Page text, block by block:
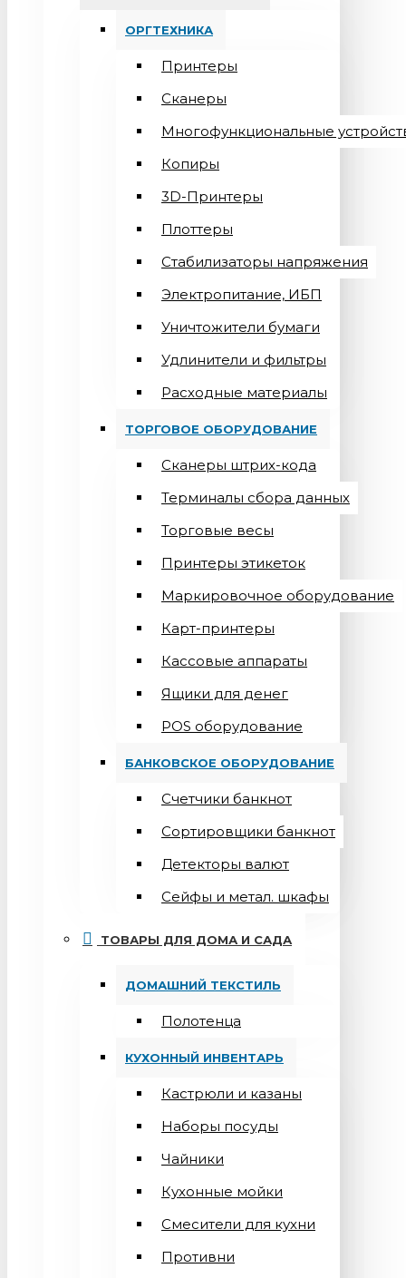
ОРГТЕХНИКА
Принтеры
Сканеры
Многофункциональные
Копиры
3D-Принтеры
Плоттеры
Стабилизаторы напряжения
Электропитание, ИБП
Уничтожители бумаги
Удлинители и фильтры
Расходные материалы
ТОРГОВОЕ ОБОРУДОВАНИЕ
Сканеры штрих-кода
Терминалы сбора данных
Торговые весы
Принтеры этикеток
Маркировочное оборудование
Карт-принтеры
Кассовые аппараты
Ящики для денег
POS оборудование
БАНКОВСКОЕ ОБОРУДОВАНИЕ
Счетчики банкнот
Сортировщики банкнот
Детекторы валют
Сейфы и метал. шкафы
ТОВАРЫ ДЛЯ ДОМА И САДА
ДОМАШНИЙ ТЕКСТИЛЬ
Полотенца
КУХОННЫЙ ИНВЕНТАРЬ
Кастрюли и казаны
Наборы посуды
Чайники
Кухонные мойки
Смесители для кухни
Противни